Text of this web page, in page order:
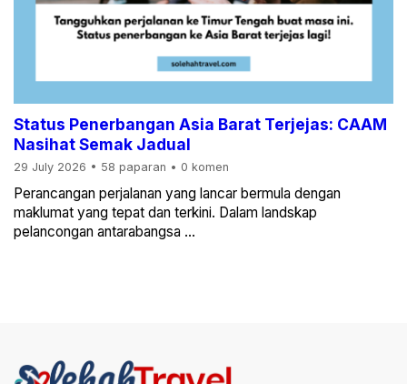
Status Penerbangan Asia Barat Terjejas: CAAM
Nasihat Semak Jadual
29 July 2026 • 58 paparan • 0 komen
Perancangan perjalanan yang lancar bermula dengan
maklumat yang tepat dan terkini. Dalam landskap
pelancongan antarabangsa ...